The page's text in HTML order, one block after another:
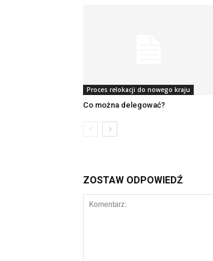
Proces relokacji do nowego kraju
Co można delegować?
ZOSTAW ODPOWIEDŹ